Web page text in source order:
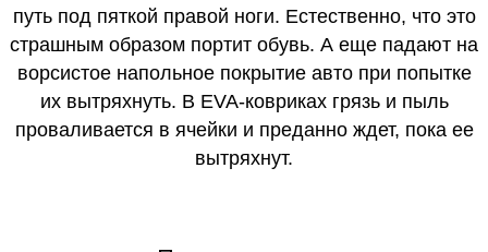
путь под пяткой правой ноги. Естественно, что это
страшным образом портит обувь. А еще падают на
ворсистое напольное покрытие авто при попытке
их вытряхнуть. В EVA-ковриках грязь и пыль
проваливается в ячейки и преданно ждет, пока ее
вытряхнут.